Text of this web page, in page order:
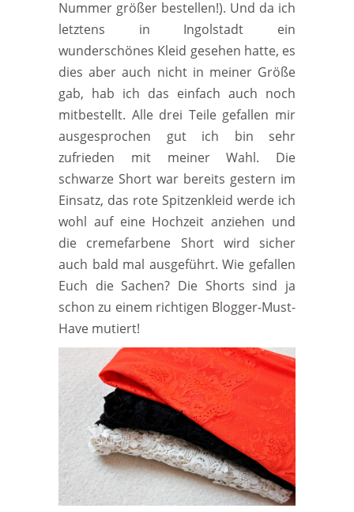
Nummer größer bestellen!). Und da ich
letztens in Ingolstadt ein
wunderschönes Kleid gesehen hatte, es
dies aber auch nicht in meiner Größe
gab, hab ich das einfach auch noch
mitbestellt. Alle drei Teile gefallen mir
ausgesprochen gut ich bin sehr
zufrieden mit meiner Wahl. Die
schwarze Short war bereits gestern im
Einsatz, das rote Spitzenkleid werde ich
wohl auf eine Hochzeit anziehen und
die cremefarbene Short wird sicher
auch bald mal ausgeführt. Wie gefallen
Euch die Sachen? Die Shorts sind ja
schon zu einem richtigen Blogger-Must-
Have mutiert!